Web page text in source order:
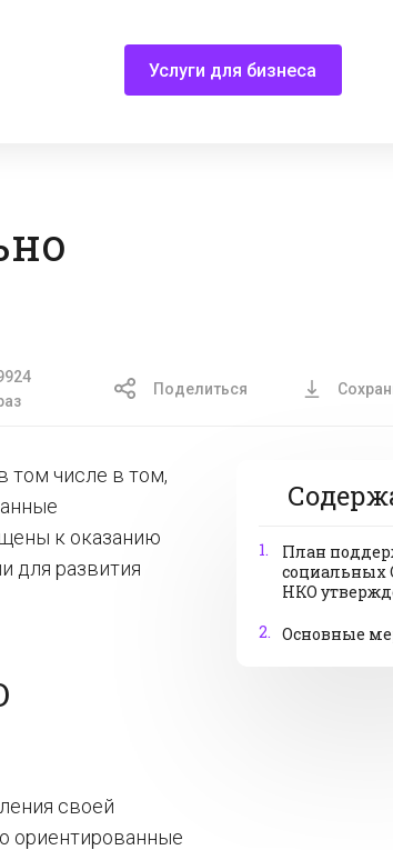
Услуги для бизнеса
Поделиться
1.
План
социальных
НКО
2. Основные
том числе в том,
к оказанию
для развития
своей
ориентированные